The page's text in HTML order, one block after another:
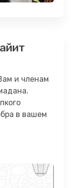
и членам
в вашем